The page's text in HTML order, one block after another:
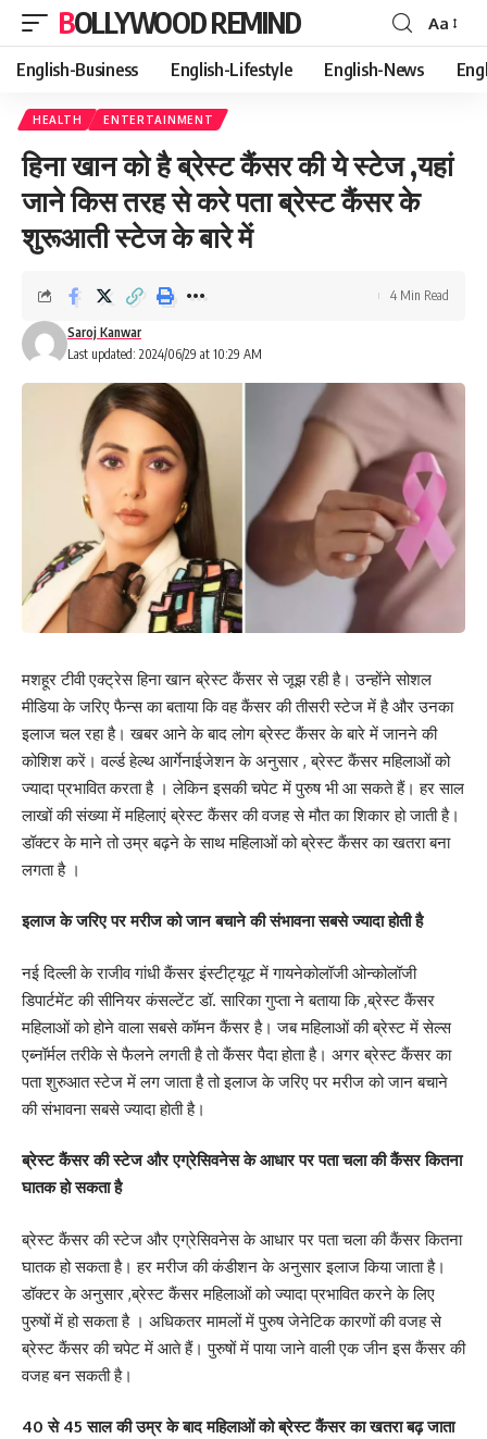
BOLLYWOOD REMIND
Font
Resizer
Aa
English-Business English-Lifestyle English-News
HEALTH ENTERTAINMENT
हिना खान को है ब्रेस्ट कैंसर की ये स्टेज ,यहां
जाने किस तरह से करे पता ब्रेस्ट कैंसर के
शुरूआती स्टेज के बारे में
Last updated: 2024/06/29 at 10:29 AM
Saroj Kanwar
4 Min Read
मशहूर टीवी एक्ट्रेस हिना खान ब्रेस्ट कैंसर से जूझ रही है। उन्होंने सोशल
मीडिया के जरिए फैन्स का बताया कि वह कैंसर की तीसरी स्टेज में है और उनका
इलाज चल रहा है। खबर आने के बाद लोग ब्रेस्ट कैंसर के बारे में जानने की
कोशिश करें। वर्ल्ड हेल्थ आर्गेनाईजेशन के अनुसार , ब्रेस्ट कैंसर महिलाओं को
ज्यादा प्रभावित करता है । लेकिन इसकी चपेट में पुरुष भी आ सकते हैं। हर साल
लाखों की संख्या में महिलाएं ब्रेस्ट कैंसर की वजह से मौत का शिकार हो जाती है।
डॉक्टर के माने तो उम्र बढ़ने के साथ महिलाओं को ब्रेस्ट कैंसर का खतरा बना
लगता है ।
इलाज के जरिए पर मरीज को जान बचाने की संभावना सबसे ज्यादा होती है
नई दिल्ली के राजीव गांधी कैंसर इंस्टीट्यूट में गायनेकोलॉजी ओन्कोलॉजी
डिपार्टमेंट की सीनियर कंसल्टेंट डॉ. सारिका गुप्ता ने बताया कि ,ब्रेस्ट कैंसर
महिलाओं को होने वाला सबसे कॉमन कैंसर है। जब महिलाओं की ब्रेस्ट में सेल्स
एब्नॉर्मल तरीके से फैलने लगती है तो कैंसर पैदा होता है। अगर ब्रेस्ट कैंसर का
पता शुरुआत स्टेज में लग जाता है तो इलाज के जरिए पर मरीज को जान बचाने
की संभावना सबसे ज्यादा होती है।
ब्रेस्ट कैंसर की स्टेज और एग्रेसिवनेस के आधार पर पता चला की कैंसर कितना
घातक हो सकता है
ब्रेस्ट कैंसर की स्टेज और एग्रेसिवनेस के आधार पर पता चला की कैंसर कितना
घातक हो सकता है। हर मरीज की कंडीशन के अनुसार इलाज किया जाता है।
डॉक्टर के अनुसार ,ब्रेस्ट कैंसर महिलाओं को ज्यादा प्रभावित करने के लिए
पुरुषों में हो सकता है । अधिकतर मामलों में पुरुष जेनेटिक कारणों की वजह से
ब्रेस्ट कैंसर की चपेट में आते हैं। पुरुषों में पाया जाने वाली एक जीन इस कैंसर की
वजह बन सकती है।
40 से 45 साल की उम्र के बाद महिलाओं को ब्रेस्ट कैंसर का खतरा बढ़ जाता